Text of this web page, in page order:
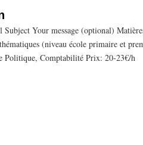
Your message (optional)
(niveau école primaire et
Politique, Comptabilité Prix: 20-23€/h